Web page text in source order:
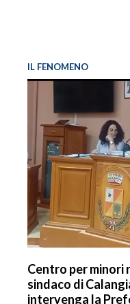
IL FENOMENO
Centro per minori
sindaco di
intervenga la